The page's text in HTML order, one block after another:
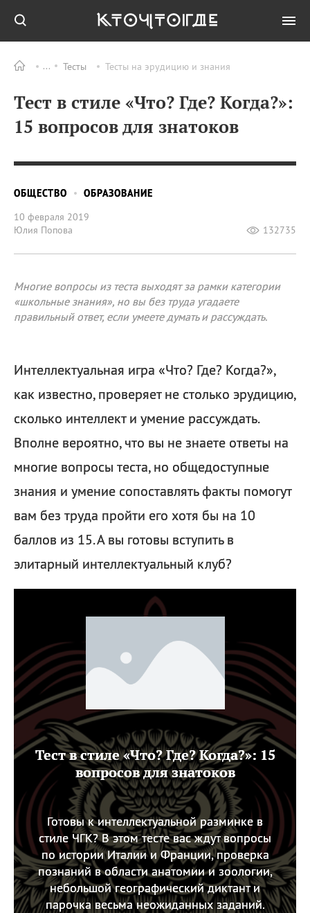
Тесты Тесты на эрудицию и знания
Тест в стиле «Что? Где? Когда?»:
15 вопросов для знатоков
ОБЩЕСТВО
ОБРАЗОВАНИЕ
10 февраля 2019
Юлия Попова
132735
Многие вопросы из теста выходят за рамки категории
«школьные знания», но вы без труда угадаете
правильный ответ, если умеете думать и рассуждать.
Интеллектуальная игра «Что? Где? Когда?»,
как известно, проверяет не столько эрудицию,
сколько интеллект и умение рассуждать.
Вполне вероятно, что вы не знаете ответы на
многие вопросы теста, но общедоступные
знания и умение сопоставлять факты помогут
вам без труда пройти его хотя бы на 10
баллов из 15. А вы готовы вступить в
элитарный интеллектуальный клуб?
Тест в стиле «Что? Где? Когда?»: 15
вопросов для знатоков
Готовы к интеллектуальной разминке в
стиле ЧГК? В этом тесте вас ждут вопросы
по истории Италии и Франции, проверка
познаний в области анатомии и зоологии,
небольшой географический диктант и
парочка весьма неожиданных заданий.